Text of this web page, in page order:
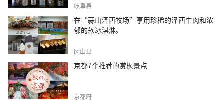
岐阜县
在“蒜山泽西牧场”享用珍稀的泽西牛肉和浓
郁的软冰淇淋。
冈山县
京都7个推荐的赏枫景点
京都府